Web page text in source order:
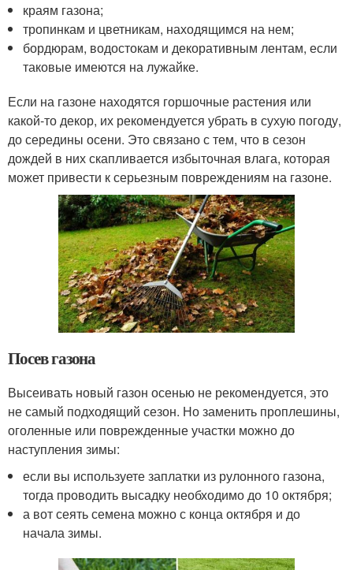
краям газона;
тропинкам и цветникам, находящимся на нем;
бордюрам, водостокам и декоративным лентам, если
таковые имеются на лужайке.
Если на газоне находятся горшочные растения или
какой-то декор, их рекомендуется убрать в сухую погоду,
до середины осени. Это связано с тем, что в сезон
дождей в них скапливается избыточная влага, которая
может привести к серьезным повреждениям на газоне.
Посев газона
Высеивать новый газон осенью не рекомендуется, это
не самый подходящий сезон. Но заменить проплешины,
оголенные или поврежденные участки можно до
наступления зимы:
если вы используете заплатки из рулонного газона,
тогда проводить высадку необходимо до 10 октября;
а вот сеять семена можно с конца октября и до
начала зимы.